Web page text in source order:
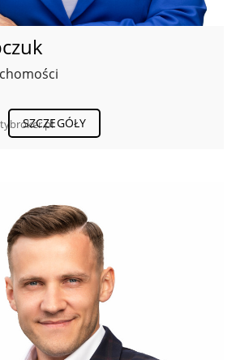
SZCZEGÓŁY